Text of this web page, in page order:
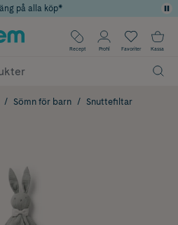
2025 inom Skönhet
för 20% över 649kr
& hudterapeuter
på alla köp*
Recept Profil Favoriter Kassa
Sömn för barn Snuttefiltar